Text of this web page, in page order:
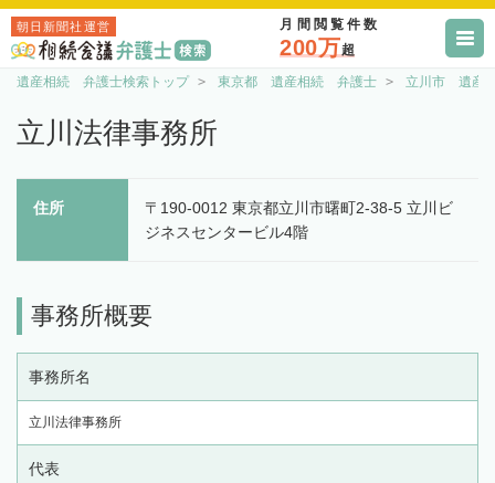
朝日新聞社運営 月間閲覧件数
200万超
遺産相続 弁護士検索トップ 東京都 遺産相続 弁護士 立川市 遺産
立川法律事務所
住所
〒190-0012 東京都立川市曙町2-38-5 立川ビ
ジネスセンタービル4階
事務所概要
事務所名
立川法律事務所
代表